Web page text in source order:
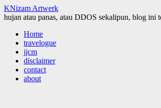
KNizam Artwerk
hujan atau panas, atau DDOS sekalipun, blog ini
Skip
content
Home
travelogue
jjcm
disclaimer
contact
about